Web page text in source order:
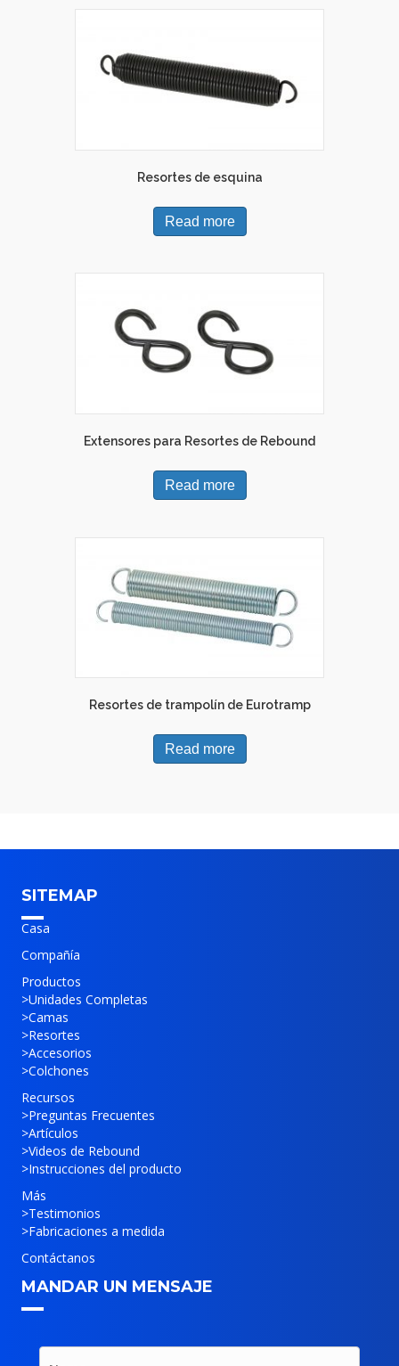
Resortes de esquina
Read more
Extensores para Resortes de Rebound
Read more
Resortes de trampolín de Eurotramp
Read more
SITEMAP
Casa
Compañía
Productos
>Unidades Completas
>Camas
>Resortes
>Accesorios
>Colchones
Recursos
>Preguntas Frecuentes
>Artículos
>Videos de Rebound
>Instrucciones del producto
Más
>Testimonios
>Fabricaciones a medida
Contáctanos
MANDAR UN MENSAJE